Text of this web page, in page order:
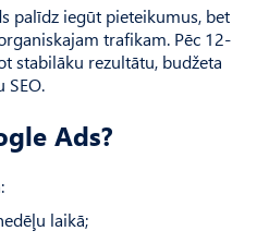
palīdz iegūt pieteikumus, bet
trafikam. Pēc 12-
stabilāku rezultātu, budžeta
Ads?
laikā;